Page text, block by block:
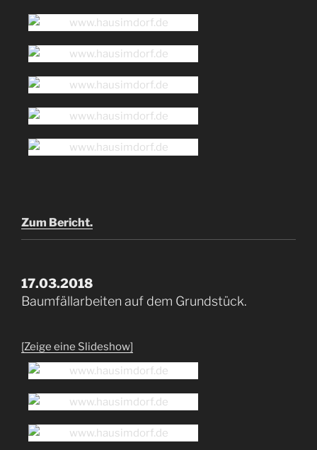
Zum Bericht.
17.03.2018
Baumfällarbeiten auf dem Grundstück.
[Zeige eine Slideshow]